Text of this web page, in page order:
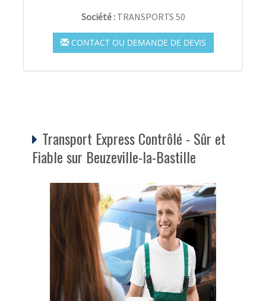
Société : TRANSPORTS 50
CONTACT OU DEMANDE DE DEVIS
Transport Express Contrôlé - Sûr et
Fiable sur Beuzeville-la-Bastille